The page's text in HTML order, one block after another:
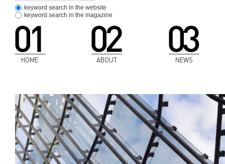
keyword search in the website
keyword search in the magazine
HOME ABOUT NEWS